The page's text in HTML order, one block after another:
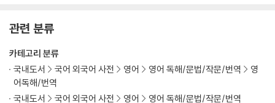
관련 분류
카테고리 분류
국내도서
국어 외국어 사전 영어 영어 독해/문법/작문/번역
영
어독해/번역
국내도서
국어 외국어 사전 영어 영어 독해/문법/작문/번역